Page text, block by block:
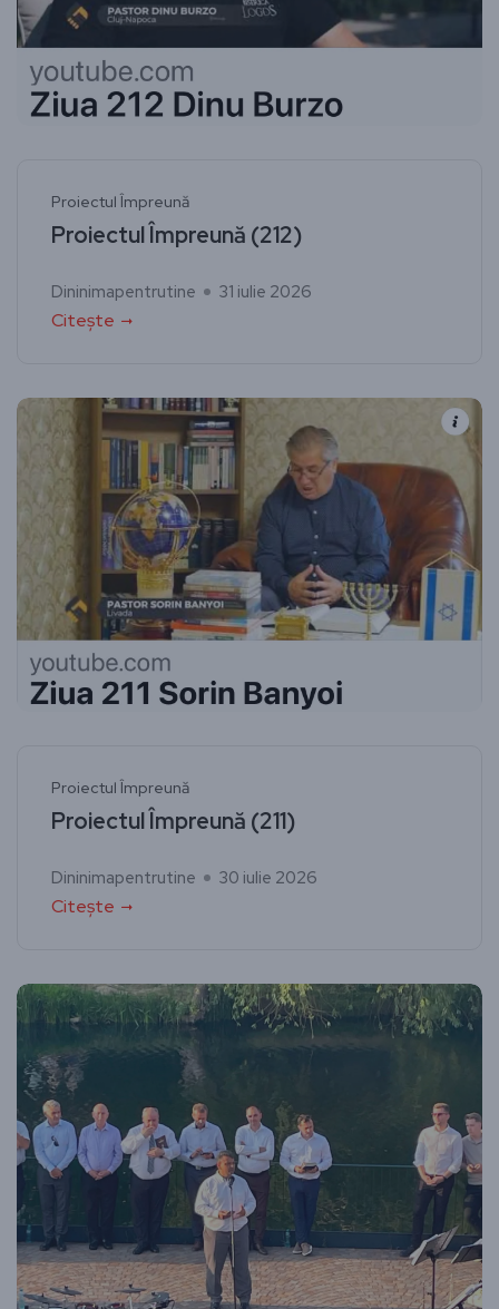
Proiectul Împreună
Proiectul Împreună (212)
Dininimapentrutine 31 iulie 2026
Citește
Proiectul Împreună
Proiectul Împreună (211)
Dininimapentrutine 30 iulie 2026
Citește